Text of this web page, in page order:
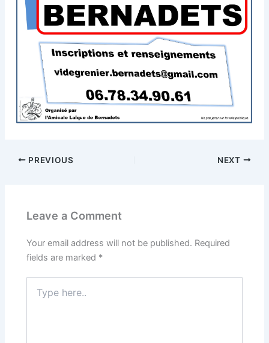
PREVIOUS NEXT
Leave a Comment
Your email address will not be published. Required
fields are marked *
here..